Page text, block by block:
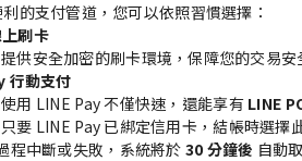
的支付管道，您可以依照習慣選擇：
刷卡
提供安全加密的刷卡環境，保障您的交易安
行動支付
使用 LINE Pay 不僅快速，還能享有 LINE
只要 LINE Pay 已綁定信用卡，結帳時選擇
斷或失敗，系統將於 30 分鐘後 自動